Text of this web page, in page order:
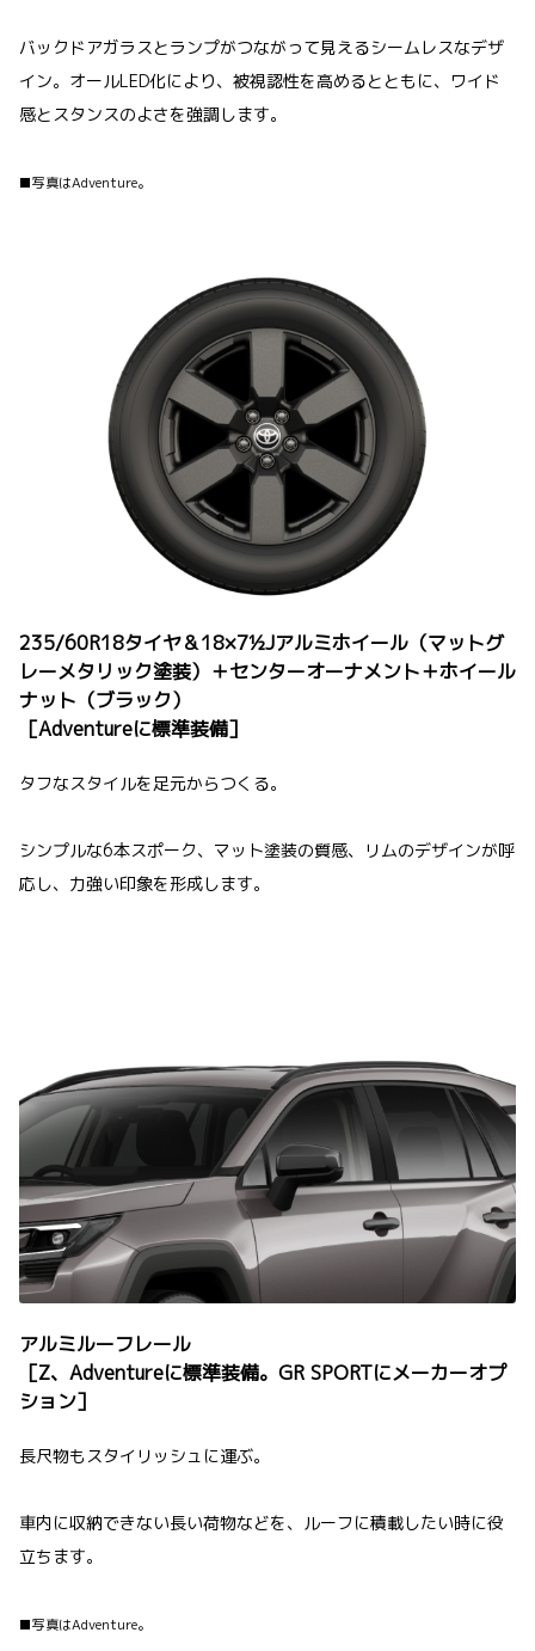
バックドアガラスとランプがつながって見えるシームレスなデザ
イン。オールLED化により、被視認性を高めるとともに、ワイド
感とスタンスのよさを強調します。
■写真はAdventure。
235/60R18タイヤ＆18×7½Jアルミホイール（マットグ
レーメタリック塗装）＋センターオーナメント＋ホイール
ナット（ブラック）
［Adventureに標準装備］
タフなスタイルを足元からつくる。
シンプルな6本スポーク、マット塗装の質感、リムのデザインが呼
応し、力強い印象を形成します。
アルミルーフレール
［Z、Adventureに標準装備。GR SPORTにメーカーオプ
ション］
長尺物もスタイリッシュに運ぶ。
車内に収納できない長い荷物などを、ルーフに積載したい時に役
立ちます。
■写真はAdventure。